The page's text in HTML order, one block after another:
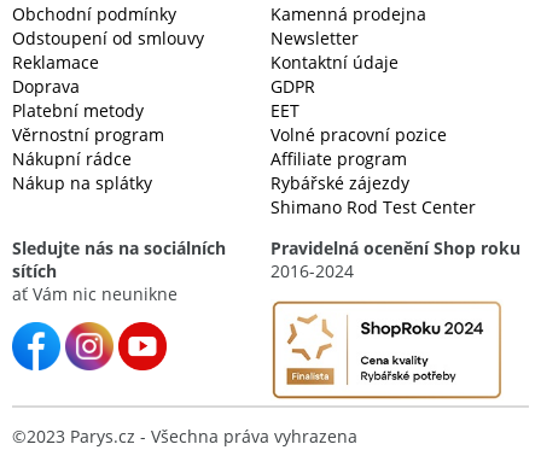
Obchodní podmínky
Odstoupení od smlouvy
Reklamace
Doprava
Platební metody
Věrnostní program
Nákupní rádce
Nákup na splátky
Kamenná prodejna
Newsletter
Kontaktní údaje
GDPR
EET
Volné pracovní pozice
Affiliate program
Rybářské zájezdy
Shimano Rod Test Center
Sledujte nás na sociálních
sítích
ať Vám nic neunikne
Pravidelná ocenění Shop roku
2016-2024
©2023 Parys.cz - Všechna práva vyhrazena